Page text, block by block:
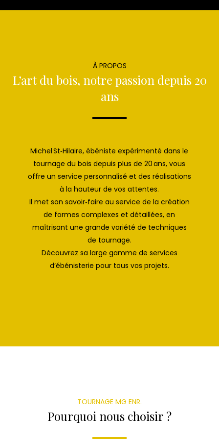
À PROPOS
L’art du bois, notre passion depuis 20
ans
Michel St‑Hilaire, ébéniste expérimenté dans le
tournage du bois depuis plus de 20 ans, vous
offre un service personnalisé et des réalisations
à la hauteur de vos attentes.
Il met son savoir‑faire au service de la création
de formes complexes et détaillées, en
maîtrisant une grande variété de techniques
de tournage.
Découvrez sa large gamme de services
d’ébénisterie pour tous vos projets.
TOURNAGE MG ENR.
Pourquoi nous choisir ?